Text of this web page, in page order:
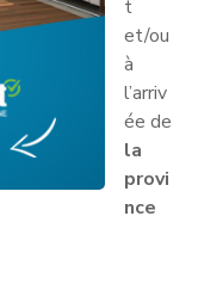
t
et/ou
à
l’arriv
ée de
la
provi
nce